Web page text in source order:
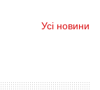
Усі новини